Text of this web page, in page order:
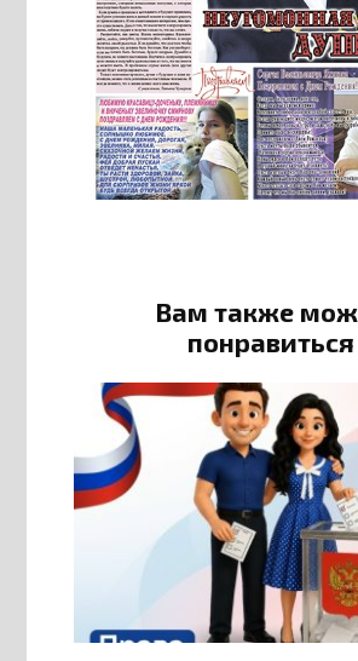
Вам также
понравиться